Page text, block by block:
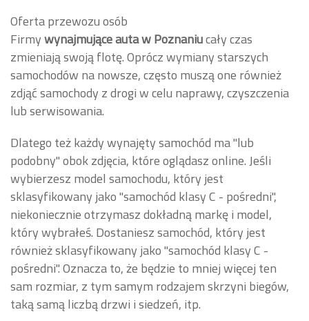
Oferta przewozu osób
Firmywynajmujące auta w Poznaniucały czas
zmieniają swoją flotę. Oprócz wymiany starszych
samochodów na nowsze, często muszą one również
zdjąć samochody z drogi w celu naprawy, czyszczenia
lub serwisowania.
Dlatego też każdy wynajęty samochód ma "lub
podobny" obok zdjęcia, które oglądasz online. Jeśli
wybierzesz model samochodu, który jest
sklasyfikowany jako "samochód klasy C - pośredni",
niekoniecznie otrzymasz dokładną markę i model,
który wybrałeś. Dostaniesz samochód, który jest
również sklasyfikowany jako "samochód klasy C -
pośredni". Oznacza to, że będzie to mniej więcej ten
sam rozmiar, z tym samym rodzajem skrzyni biegów,
taką samą liczbą drzwi i siedzeń, itp.